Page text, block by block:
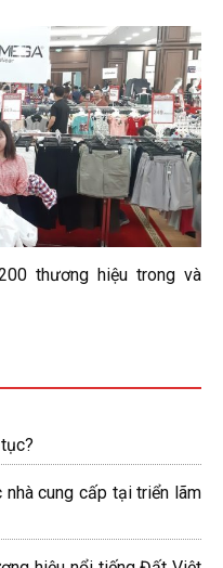
thương hiệu trong và
cung cấp tại triển lãm